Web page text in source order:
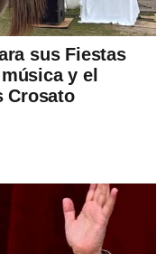
sus Fiestas
y el
Crosato